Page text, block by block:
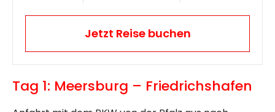
Jetzt Reise buchen
Tag 1: Meersburg – Friedrichshafen